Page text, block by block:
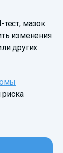
мазок
изменения
других
риска